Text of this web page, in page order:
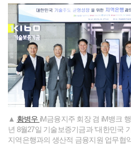
▲ 황병우 iM금융지주 회장 겸 iM뱅크
년 8월27일 기술보증기금과 ‘대한민국
지역은행과의 생산적 금융지원 업무협